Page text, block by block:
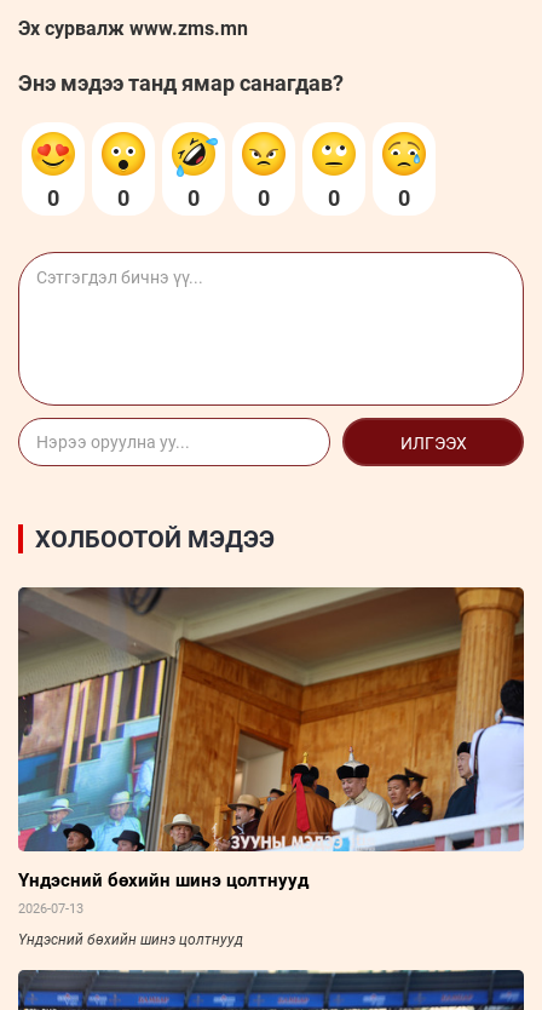
Эх сурвалж www.zms.mn
Энэ мэдээ танд ямар санагдав?
0 0 0 0 0 0
ИЛГЭЭХ
ХОЛБООТОЙ МЭДЭЭ
Үндэсний бөхийн шинэ цолтнууд
2026-07-13
Үндэсний бөхийн шинэ цолтнууд